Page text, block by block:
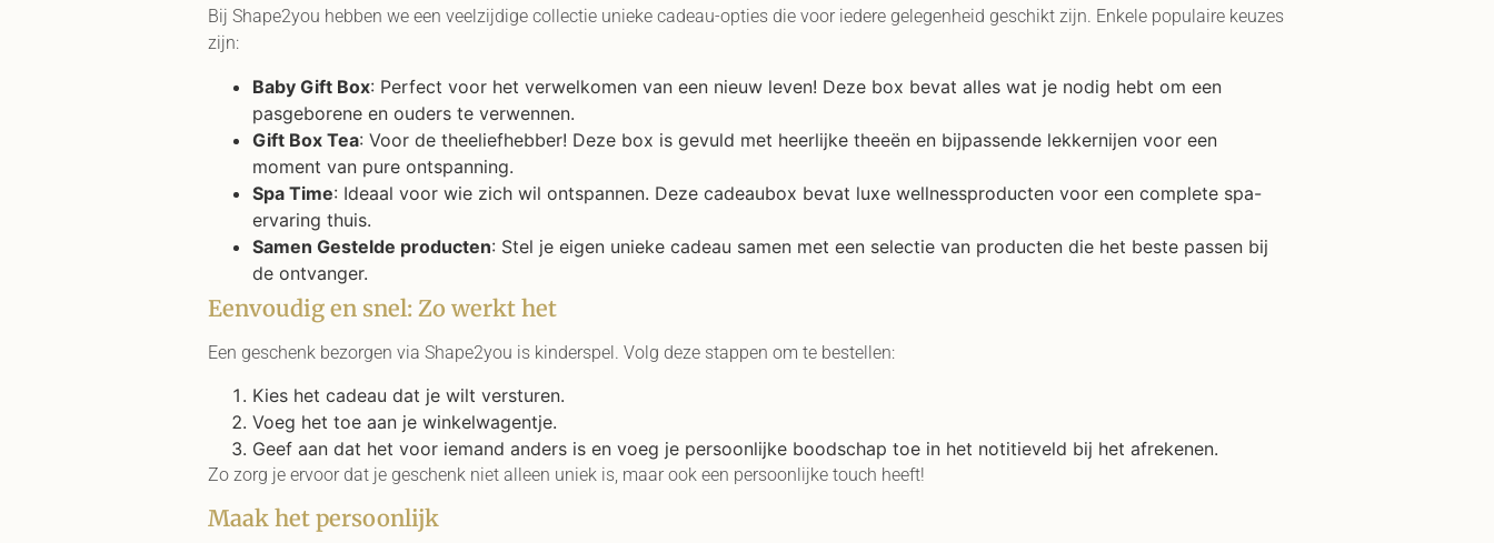
Bij Shape2you hebben we een veelzijdige collectie unieke cadeau-opties die voor iedere gelegenheid geschikt zijn. Enkele populaire keuzes
zijn:
Baby Gift Box: Perfect voor het verwelkomen van een nieuw leven! Deze box bevat alles wat je nodig hebt om een
pasgeborene en ouders te verwennen.
Gift Box Tea: Voor de theeliefhebber! Deze box is gevuld met heerlijke theeën en bijpassende lekkernijen voor een
moment van pure ontspanning.
Spa Time: Ideaal voor wie zich wil ontspannen. Deze cadeaubox bevat luxe wellnessproducten voor een complete spa-
ervaring thuis.
Samen Gestelde producten: Stel je eigen unieke cadeau samen met een selectie van producten die het beste passen bij
de ontvanger.
Eenvoudig en snel: Zo werkt het
Een geschenk bezorgen via Shape2you is kinderspel. Volg deze stappen om te bestellen:
Kies het cadeau dat je wilt versturen.
Voeg het toe aan je winkelwagentje.
Geef aan dat het voor iemand anders is en voeg je persoonlijke boodschap toe in het notitieveld bij het afrekenen.
Zo zorg je ervoor dat je geschenk niet alleen uniek is, maar ook een persoonlijke touch heeft!
Maak het persoonlijk